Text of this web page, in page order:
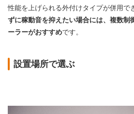
性能を上げられる外付けタイプが併用で
ずに稼動音を抑えたい場合には、複数制
ーラーがおすすめです。
設置場所で選ぶ